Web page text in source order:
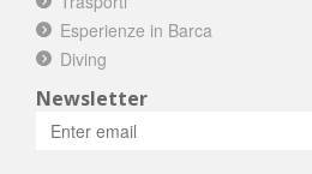
Esperienze in Barca
Diving
Newsletter